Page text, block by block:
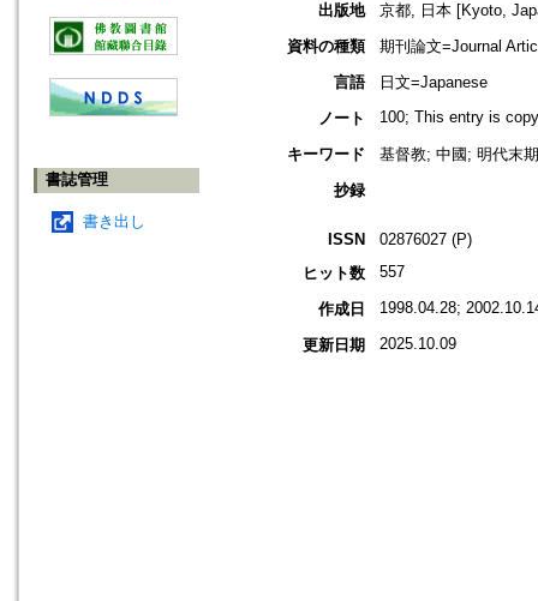
書誌管理
書き出し
出版地
京都, 日本 [Kyoto,
資料の種類
期刊論文=Journal
言語
日文=Japanese
ノート
100; This entry is
キーワード
基督教; 中國; 明代末
抄録
ISSN
02876027 (P)
ヒット数
557
作成日 1998.04.28;
更新日期 2025.10.09